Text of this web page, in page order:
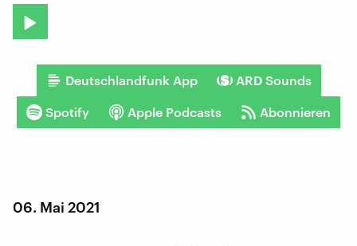
Deutschlandfunk App ARD Sounds
Spotify Apple Podcasts Abonnieren
06. Mai 2021